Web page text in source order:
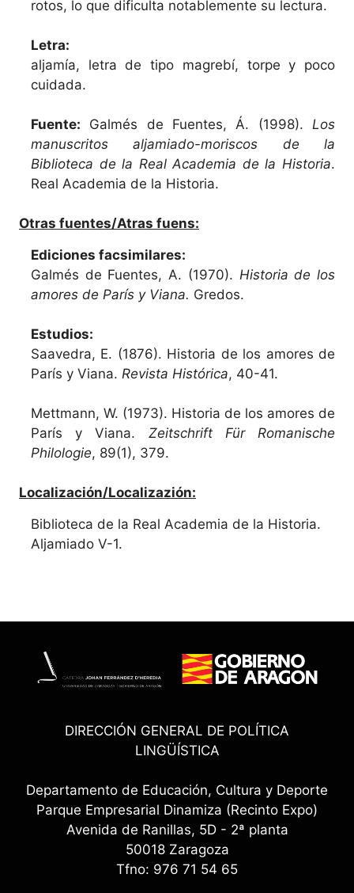
rotos, lo que dificulta notablemente su lectura.
Letra:
aljamía, letra de tipo magrebí, torpe y poco
cuidada.
Fuente: Galmés de Fuentes, Á. (1998). Los
manuscritos aljamiado-moriscos de la
Biblioteca de la Real Academia de la Historia.
Real Academia de la Historia.
Otras fuentes/Atras fuens:
Ediciones facsimilares:
Galmés de Fuentes, A. (1970). Historia de los
amores de París y Viana. Gredos.
Estudios:
Saavedra, E. (1876). Historia de los amores de
París y Viana. Revista Histórica, 40-41.
Mettmann, W. (1973). Historia de los amores de
París y Viana. Zeitschrift Für Romanische
Philologie, 89(1), 379.
Localización/Localizazión:
Biblioteca de la Real Academia de la Historia.
Aljamiado V-1.
DIRECCIÓN GENERAL DE POLÍTICA
LINGÜÍSTICA
Departamento de Educación, Cultura y Deporte
Parque Empresarial Dinamiza (Recinto Expo)
Avenida de Ranillas, 5D - 2ª planta
50018 Zaragoza
Tfno: 976 71 54 65